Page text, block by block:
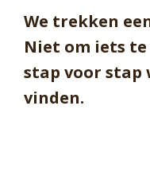
We trekken
Niet om iets
stap voor
vinden.